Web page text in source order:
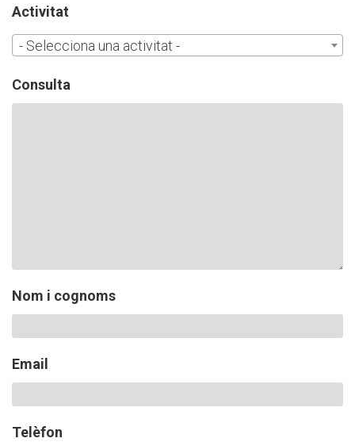
Activitat
- Selecciona una activitat -
Consulta
Nom i cognoms
Email
Telèfon
SUPORT TERCER SECTOR
La Fundació
Missió i valors
Els comptes clars